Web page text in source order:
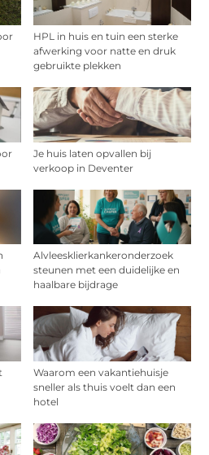
HPL in huis en tuin een sterke
afwerking voor natte en druk
gebruikte plekken
Je huis laten opvallen bij
verkoop in Deventer
Alvleesklierkankeronderzoek
steunen met een duidelijke en
haalbare bijdrage
Waarom een vakantiehuisje
sneller als thuis voelt dan een
hotel